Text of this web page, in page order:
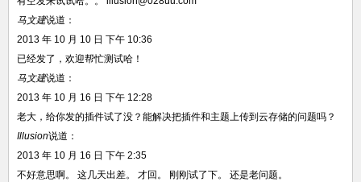
马文建说道：
2013 年 10 月 10 日 下午 10:36
已经发了，欢迎帮忙测试哈！
马文建说道：
2013 年 10 月 16 日 下午 12:28
老大，给你发的插件试了没？能解决把插件和主题上传到云存储的问题吗？
Illusion说道：
2013 年 10 月 16 日 下午 2:35
不好意思啊。 这几天出差。 才回。 刚刚试了下。 还是老问题。